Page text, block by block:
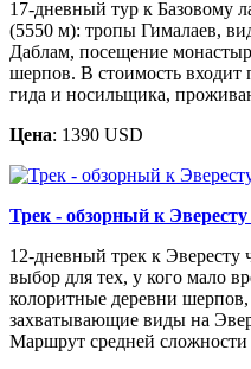
17-дневный тур к Базовому
(5550 м): тропы Гималаев,
Даблам, посещение
шерпов. В стоимость входит
гида и носильщика,
Цена: 1390 USD
Трек - обзорный к
12-дневный трек к Эвересту
выбор для тех, у кого мало
колоритные деревни
захватывающие виды на
Маршрут средней сложности